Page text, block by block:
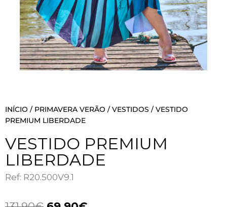
INÍCIO / PRIMAVERA VERÃO /VESTIDOS / VESTIDO
PREMIUM LIBERDADE
VESTIDO PREMIUM
LIBERDADE
Ref: R20.500V9.1